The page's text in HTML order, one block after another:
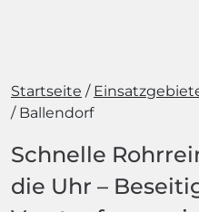
Startseite
Ballendorf
Schnelle
die Uhr –